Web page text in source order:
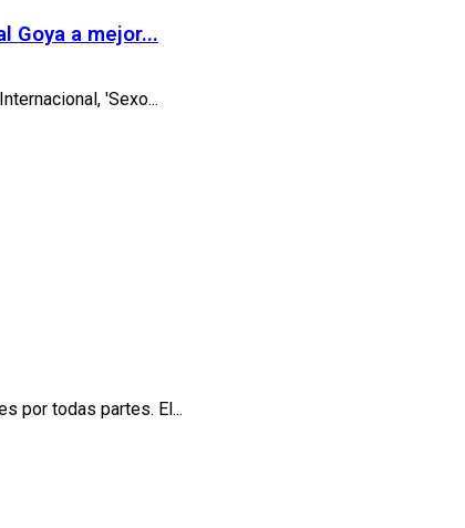
Goya a mejor...
'Sexo...
por todas partes. El...